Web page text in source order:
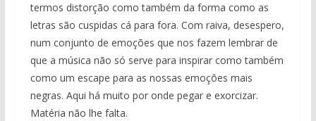
termos distorção como também da forma como as
letras são cuspidas cá para fora. Com raiva, desespero,
num conjunto de emoções que nos fazem lembrar de
que a música não só serve para inspirar como também
como um escape para as nossas emoções mais
negras. Aqui há muito por onde pegar e exorcizar.
Matéria não lhe falta.